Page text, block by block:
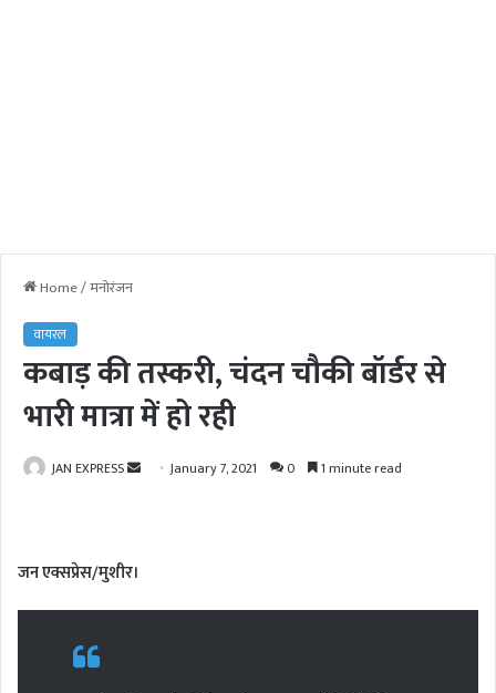
Home/मनोरंजन
वायरल
कबाड़ की तस्करी, चंदन चौकी बॉर्डर से
भारी मात्रा में हो रही
JAN EXPRESS January 7, 2021 0 1 minute read
जन एक्सप्रेस/मुशीर।